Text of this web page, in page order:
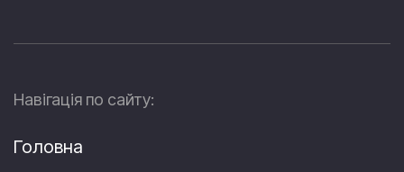
Навігація по сайту:
Головна